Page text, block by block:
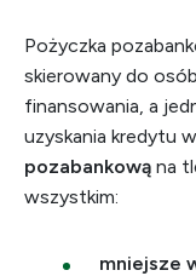
Pożyczka
skierowany do
finansowania, a
uzyskania kredytu
pozabankową na
wszystkim:
mniejsze